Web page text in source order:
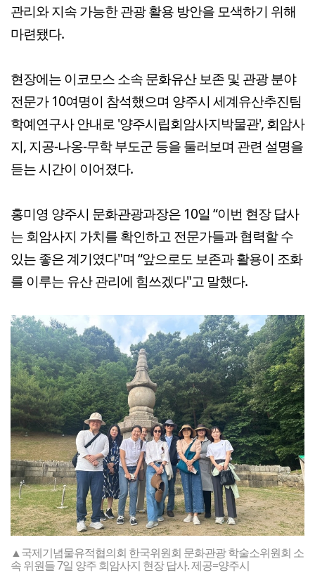
관리와 지속 가능한 관광 활용 방안을 모색하기 위해
마련됐다.
현장에는 이코모스 소속 문화유산 보존 및 관광 분야
전문가 10여명이 참석했으며 양주시 세계유산추진팀
학예연구사 안내로 '양주시립회암사지박물관', 회암사
지, 지공-나옹-무학 부도군 등을 둘러보며 관련 설명을
듣는 시간이 이어졌다.
홍미영 양주시 문화관광과장은 10일 “이번 현장 답사
는 회암사지 가치를 확인하고 전문가들과 협력할 수
있는 좋은 계기였다"며 “앞으로도 보존과 활용이 조화
를 이루는 유산 관리에 힘쓰겠다"고 말했다.
▲국제기념물유적협의회 한국위원회 문화관광 학술소위원회 소
속 위원들 7일 양주 회암사지 현장 답사. 제공=양주시